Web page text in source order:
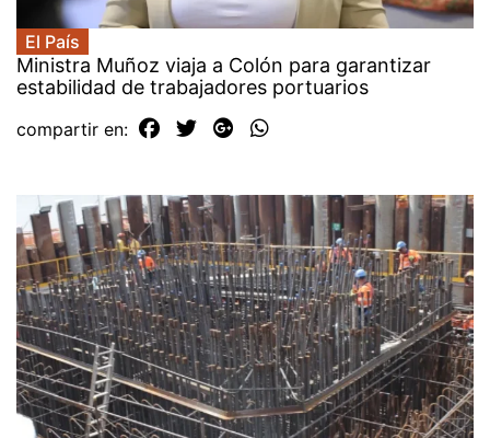
El País
Ministra Muñoz viaja a Colón para garantizar
estabilidad de trabajadores portuarios
compartir en: